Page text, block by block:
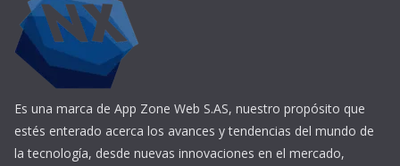
Es una marca de App Zone Web S.AS, nuestro propósito que
estés enterado acerca los avances y tendencias del mundo de
la tecnología, desde nuevas innovaciones en el mercado,